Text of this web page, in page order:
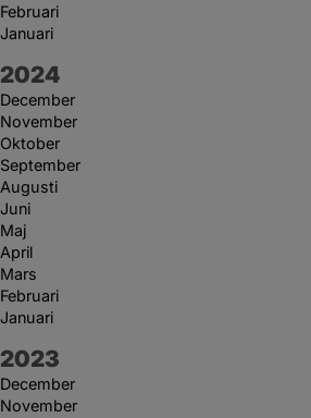
Februari
Januari
År:
2024
December
November
Oktober
September
Augusti
Juni
Maj
April
Mars
Februari
Januari
År:
2023
December
November